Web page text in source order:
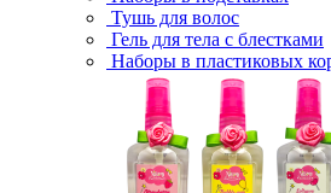
Тушь для волос
Гель для тела с блестками
Наборы в пластиковых